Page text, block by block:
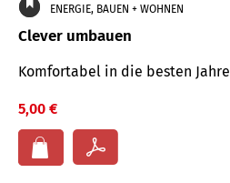
ENERGIE, BAUEN + WOHNEN
Clever umbauen
Komfortabel in die besten Jahre
5,00 €